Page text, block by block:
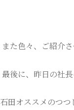
また色々、ご紹介
最後に、昨日の社
石田オススメのつ